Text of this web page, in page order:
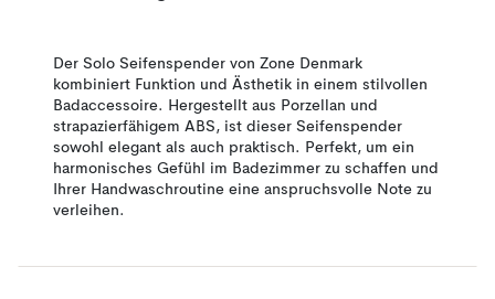
Der Solo Seifenspender von Zone Denmark
kombiniert Funktion und Ästhetik in einem stilvollen
Badaccessoire. Hergestellt aus Porzellan und
strapazierfähigem ABS, ist dieser Seifenspender
sowohl elegant als auch praktisch. Perfekt, um ein
harmonisches Gefühl im Badezimmer zu schaffen und
Ihrer Handwaschroutine eine anspruchsvolle Note zu
verleihen.